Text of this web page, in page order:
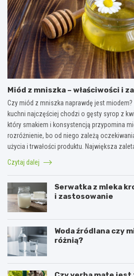
Miód z mniszka – właściwości i
Czy miód z mniszka naprawdę jest
kuchni najczęściej chodzi o gęsty syrop z
który smakiem i konsystencją przypomina
rozróżnienie, bo od niego zależą
użycia i trwałości produktu. Największa
Czytaj dalej
Serwatka z mleka
i zastosowanie
Woda źródlana czy
różnią?